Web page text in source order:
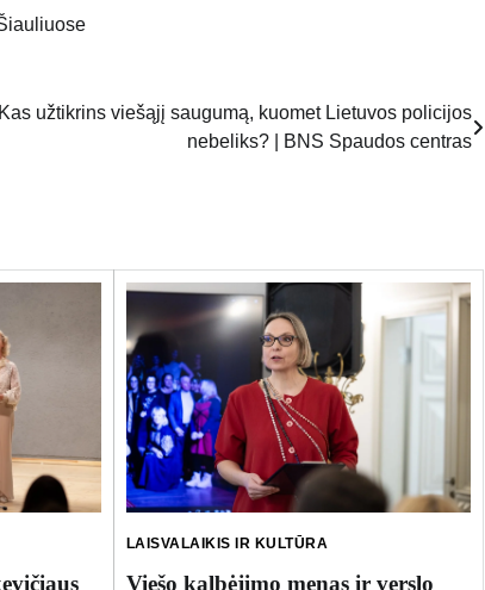
Kas užtikrins viešąjį saugumą, kuomet Lietuvos policijos
nebeliks? | BNS Spaudos centras
LAISVALAIKIS IR KULTŪRA
Viešo kalbėjimo menas ir verslo